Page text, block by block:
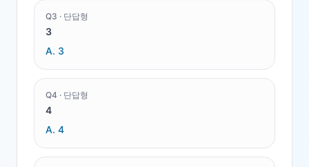
Q3 · 단답형
3
A. 3
Q4 · 단답형
4
A. 4